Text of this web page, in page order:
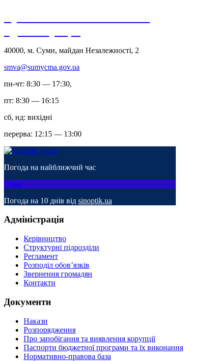
40000, м. Суми, майдан Незалежності, 2
smva@sumycma.gov.ua
пн-чт: 8:30 — 17:30,
пт: 8:30 — 16:15
сб, нд: вихідні
перерва: 12:15 — 13:00
Погода на найближчий час
Суми
Погода на 10 днів від sinoptik.ua
Адміністрація
Керівництво
Структурні підрозділи
Регламент
Розподіл обов’язків
Звернення громадян
Контакти
Документи
Накази
Розпорядження
Про запобігання та виявлення корупції
Паспорти бюджетної програми та їх виконання
Нормативно-правова база